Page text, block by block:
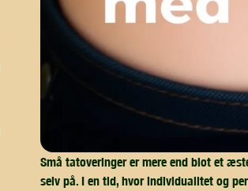
Små tatoveringer er mere end blot et
selv på. I en tid, hvor individualitet og